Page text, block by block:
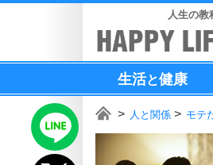
人生の教
生活と健康
人と関係 モテ